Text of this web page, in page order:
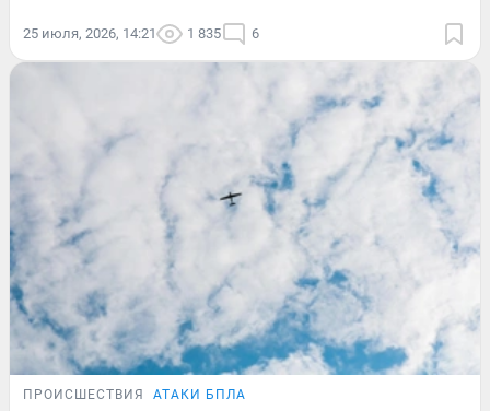
25 июля, 2026, 14:21 1 835 6
ПРОИСШЕСТВИЯ АТАКИ БПЛА